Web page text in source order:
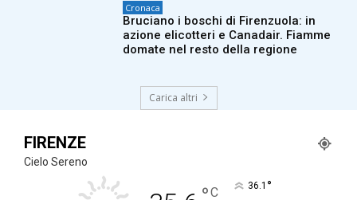
Cronaca
Bruciano i boschi di Firenzuola: in
azione elicotteri e Canadair. Fiamme
domate nel resto della regione
Carica altri
FIRENZE
Cielo Sereno
C 36.1 °